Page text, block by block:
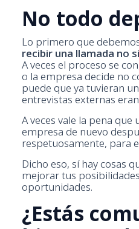
No todo
Lo primero que
recibir una llamada no
A veces el proceso se
o la empresa decide no
puede que ya tuvieran
entrevistas externas
A veces vale la pena
empresa de nuevo
respetuosamente, para
Dicho eso, sí hay cosas
mejorar tus
oportunidades.
¿Estás